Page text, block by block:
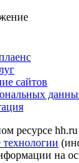
сайтов
ресурсе hh.ru
технологии
на